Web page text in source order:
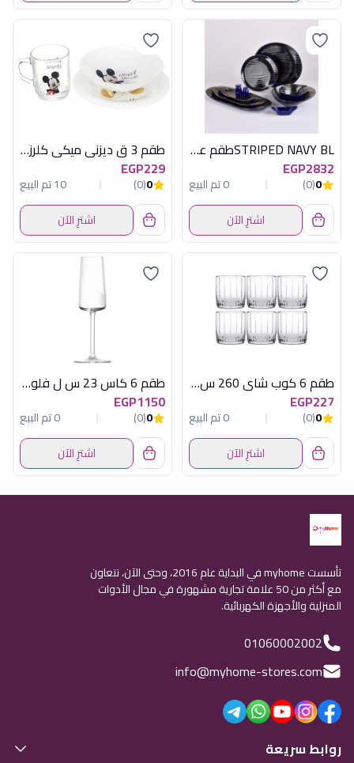
STRIPED NAVY BLطقم عشاء 30ق لوب اكسفورد
EGP2832
0
(0)
0 تم البيع
اشترِ الآن
طقم 3 ق ديزنى ميكى كلرز لومينارك اماراتى
EGP229
0
(0)
10 تم البيع
اشترِ الآن
طقم 6 كوب شاى 260 س ل ليا باشابتشة
EGP227
0
(0)
0 تم البيع
اشترِ الآن
طقم 6 كاس 23 س ل فلوت جراندور
EGP1150
0
(0)
0 تم البيع
اشترِ الآن
تأسست myhome في البداية عام 2016، وحتى الآن، نتعاون
مع أكثر من 50 علامة تجارية مشهورة في مجال الأدوات
المنزلية والأجهزة الكهربائية.
01060002002
info@myhome-stores.com
روابط سريعة